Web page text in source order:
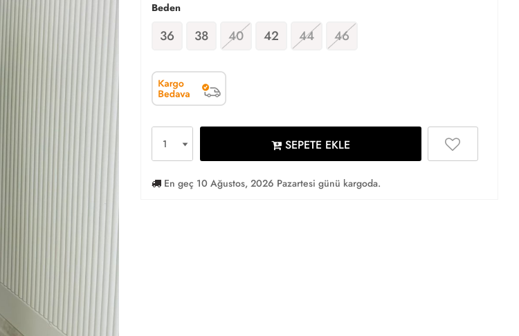
Beden
36 38 40 42 44 46
SEPETE EKLE
En geç 10 Ağustos, 2026 Pazartesi günü kargoda.